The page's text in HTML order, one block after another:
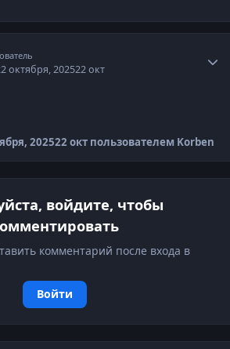
октября, 202522 окт
202522 октпользователем Korben
войдите, чтобы
комментарий после входа в
Войти